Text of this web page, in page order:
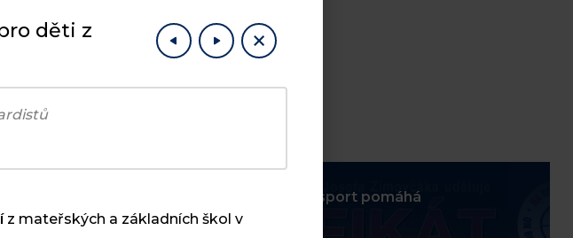
ČRV
Když sport pomáhá
děti z
z mateřských a základních škol v